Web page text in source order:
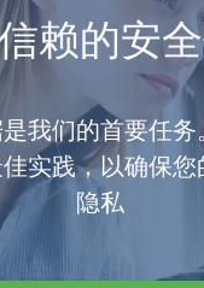
赖的安
我们的首要任
实践，以确保
隐私